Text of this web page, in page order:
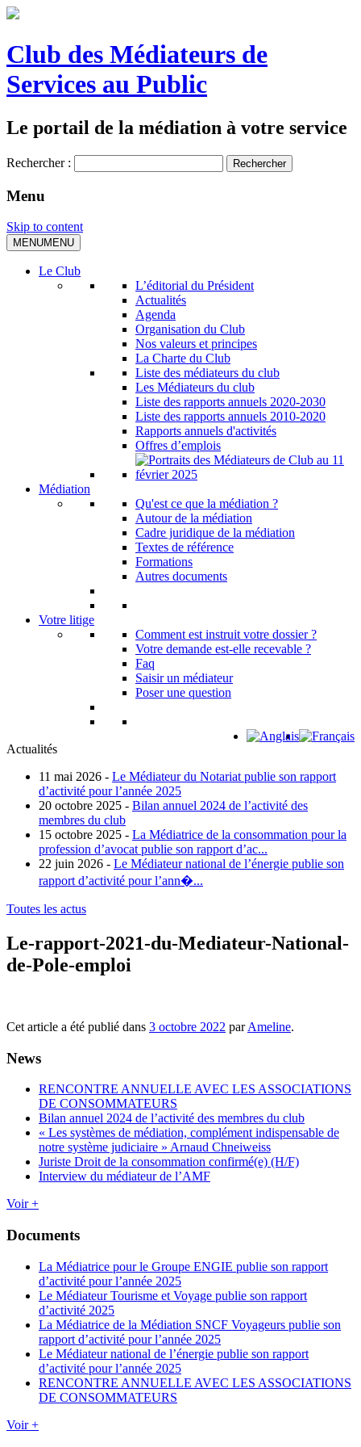
Club des Médiateurs de
Services au Public
Le portail de la médiation à votre service
Rechercher :
Menu
Skip to content
MENUMENU
Le Club
L’éditorial du Président
Actualités
Agenda
Organisation du Club
Nos valeurs et principes
La Charte du Club
Liste des médiateurs du club
Les Médiateurs du club
Liste des rapports annuels 2020-2030
Liste des rapports annuels 2010-2020
Rapports annuels d'activités
Offres d’emplois
Médiation
Qu'est ce que la médiation ?
Autour de la médiation
Cadre juridique de la médiation
Textes de référence
Formations
Autres documents
Votre litige
Comment est instruit votre dossier ?
Votre demande est-elle recevable ?
Faq
Saisir un médiateur
Poser une question
Actualités
11 mai 2026 - Le Médiateur du Notariat publie son rapport
d’activité pour l’année 2025
20 octobre 2025 - Bilan annuel 2024 de l’activité des
membres du club
15 octobre 2025 - La Médiatrice de la consommation pour la
profession d’avocat publie son rapport d’ac...
22 juin 2026 - Le Médiateur national de l’énergie publie son
rapport d’activité pour l’ann�...
Toutes les actus
Le-rapport-2021-du-Mediateur-National-
de-Pole-emploi
Cet article a été publié dans 3 octobre 2022 parAmeline.
News
RENCONTRE ANNUELLE AVEC LES ASSOCIATIONS
DE CONSOMMATEURS
Bilan annuel 2024 de l’activité des membres du club
« Les systèmes de médiation, complément indispensable de
notre système judiciaire » Arnaud Chneiweiss
Juriste Droit de la consommation confirmé(e) (H/F)
Interview du médiateur de l’AMF
Voir +
Documents
La Médiatrice pour le Groupe ENGIE publie son rapport
d’activité pour l’année 2025
Le Médiateur Tourisme et Voyage publie son rapport
d’activité 2025
La Médiatrice de la Médiation SNCF Voyageurs publie son
rapport d’activité pour l’année 2025
Le Médiateur national de l’énergie publie son rapport
d’activité pour l’année 2025
RENCONTRE ANNUELLE AVEC LES ASSOCIATIONS
DE CONSOMMATEURS
Voir +